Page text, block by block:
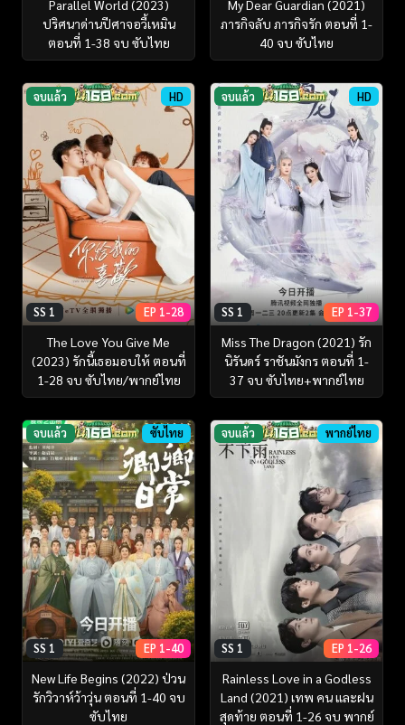
Parallel World (2023)
ปริศนาด่านปีศาจอวี้เหมิน
ตอนที่ 1-38 จบ ซับไทย
My Dear Guardian (2021)
ภารกิจลับ ภารกิจรัก ตอนที่ 1-
40 จบ ซับไทย
จบแล้ว HD
SS 1 EP 1-28
The Love You Give Me
(2023) รักนี้เธอมอบให้ ตอนที่
1-28 จบ ซับไทย/พากย์ไทย
จบแล้ว HD
SS 1 EP 1-37
Miss The Dragon (2021) รัก
นิรันดร์ ราชันมังกร ตอนที่ 1-
37 จบ ซับไทย+พากย์ไทย
จบแล้ว ซับไทย
SS 1 EP 1-40
New Life Begins (2022) ป่วน
รักวิวาห์ว้าวุ่น ตอนที่ 1-40 จบ
ซับไทย
จบแล้ว พากย์ไทย
SS 1 EP 1-26
Rainless Love in a Godless
Land (2021) เทพ คน และฝน
สุดท้าย ตอนที่ 1-26 จบ พากย์